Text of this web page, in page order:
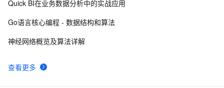
查看更多
Quick BI在业务数据分析中的实战应用
Go语言核心编程 - 数据结构和算法
神经网络概览及算法详解